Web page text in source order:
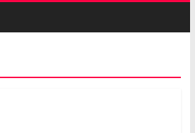
un bébé ?